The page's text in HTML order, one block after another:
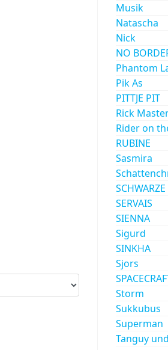
Musik
Natascha
Nick
NO
Phantom
Pik As
PITTJE PIT
Rick
Rider on
RUBINE
Sasmira
SERVAIS
SIENNA
Sigurd
SINKHA
Sjors
Storm
Sukkubus
Superman
Tanguy